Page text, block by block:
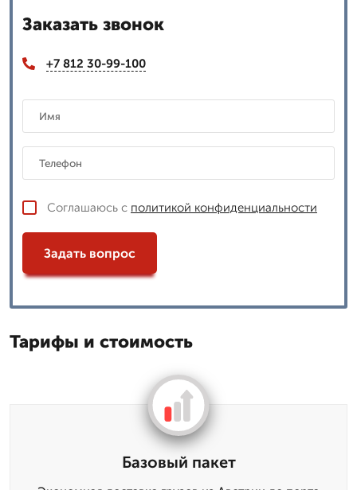
Заказать звонок
+7 812 30-99-100
Соглашаюсь с политикой конфиденциальности
Задать вопрос
Тарифы и стоимость
Базовый пакет